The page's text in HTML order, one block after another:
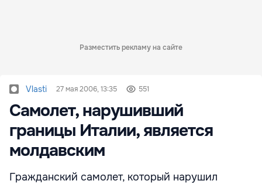
Разместить рекламу на сайте
Vlasti 27 мая 2006, 13:35 551
Самолет, нарушивший
границы Италии, является
молдавским
Гражданский самолет, который нарушил